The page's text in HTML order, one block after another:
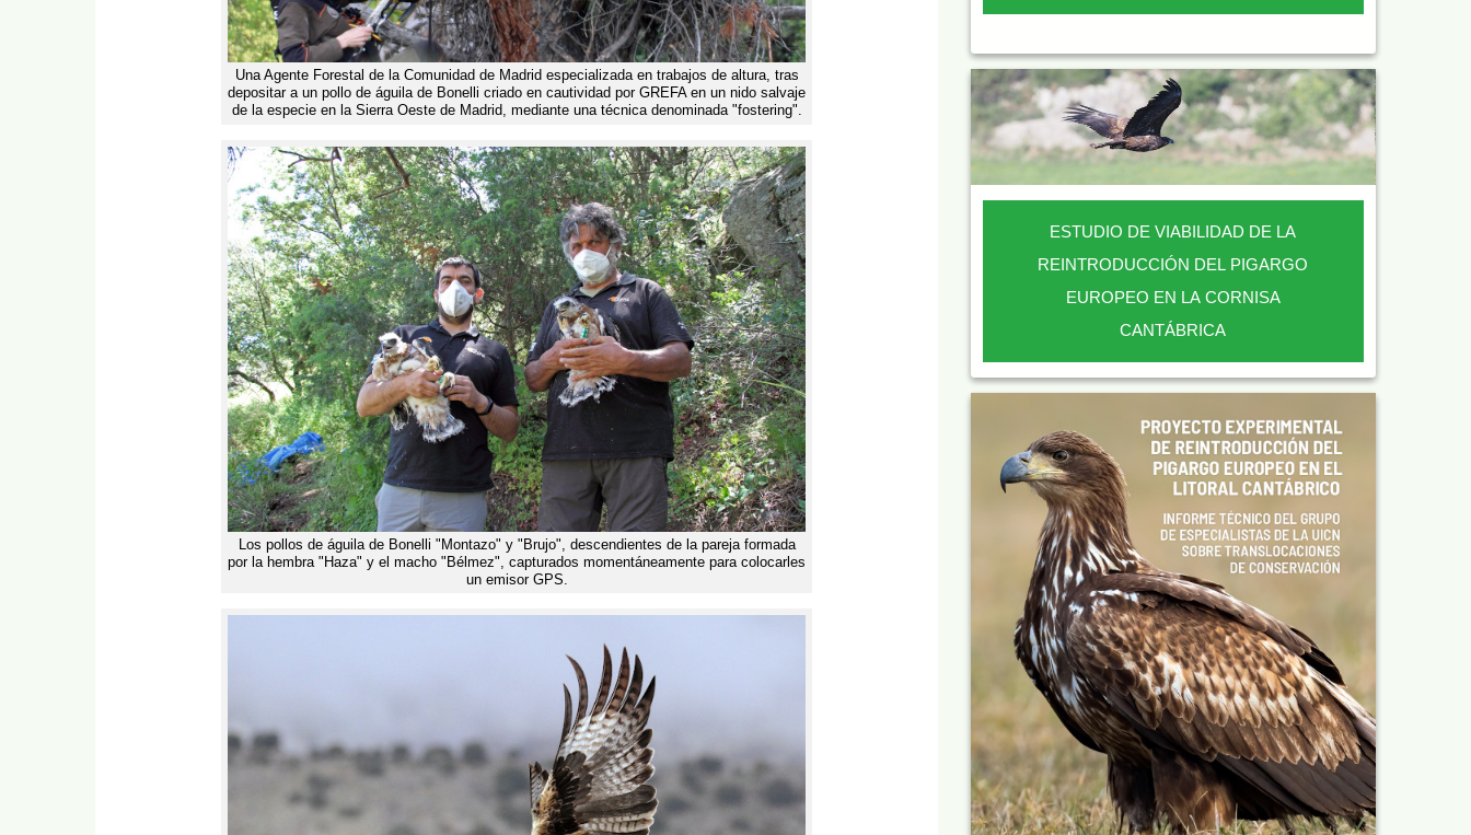
Una Agente Forestal de la Comunidad de Madrid especializada en trabajos de altura, tras
depositar a un pollo de águila de Bonelli criado en cautividad por GREFA en un nido salvaje
de la especie en la Sierra Oeste de Madrid, mediante una técnica denominada "fostering".
Los pollos de águila de Bonelli "Montazo" y "Brujo", descendientes de la pareja formada
por la hembra "Haza" y el macho "Bélmez", capturados momentáneamente para colocarles
un emisor GPS.
ESTUDIO DE VIABILIDAD DE LA
REINTRODUCCIÓN DEL PIGARGO
EUROPEO EN LA CORNISA
CANTÁBRICA